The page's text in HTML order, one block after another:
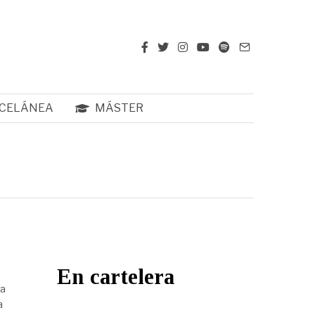
MÁSTER
En cartelera